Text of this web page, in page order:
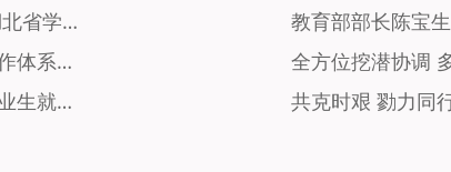
立法护航学校安全 助力学生健康成长——《湖北省学校安全条例》解读
教育部等八部门关于加快构建高校思想政治工作体系的意见
解读《应对新冠肺炎疫情影响促进普通高校毕业生就业创业若干措施》
教育部部长陈宝